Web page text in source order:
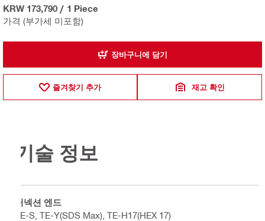
가격 (부가세 미포함)
KRW 173,790 / 1 Piece
장바구니에 담기
즐겨찾기 추가 재고 확인
기술 정보
커넥션 엔드
TE-S, TE-Y(SDS Max), TE-H17(HEX 17)